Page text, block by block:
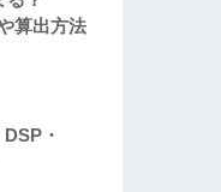
算出方法
・